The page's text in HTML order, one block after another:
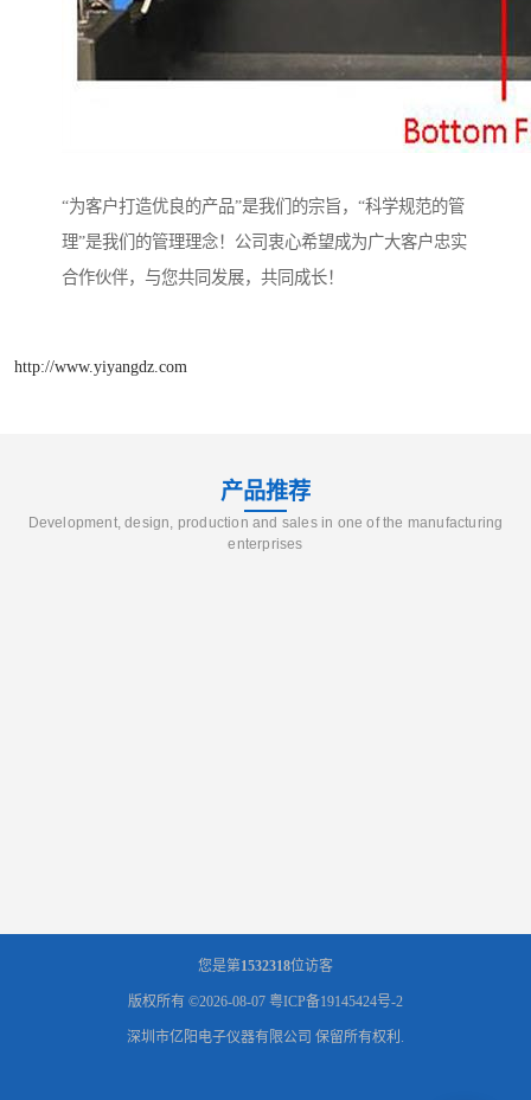
“为客户打造优良的产品”是我们的宗旨，“科学规范的管
理”是我们的管理理念！公司衷心希望成为广大客户忠实
合作伙伴，与您共同发展，共同成长！
http://www.yiyangdz.com
产品推荐
Development, design, production and sales in one of the manufacturing
enterprises
您是第1532318位访客
版权所有 ©2026-08-07 粤ICP备19145424号-2
深圳市亿阳电子仪器有限公司 保留所有权利.